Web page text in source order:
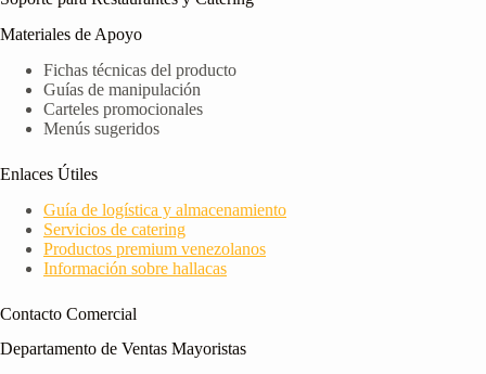
Materiales de Apoyo
Fichas técnicas del producto
Guías de manipulación
Carteles promocionales
Menús sugeridos
Enlaces Útiles
Guía de logística y almacenamiento
Servicios de catering
Productos premium venezolanos
Información sobre hallacas
Contacto Comercial
Departamento de Ventas Mayoristas